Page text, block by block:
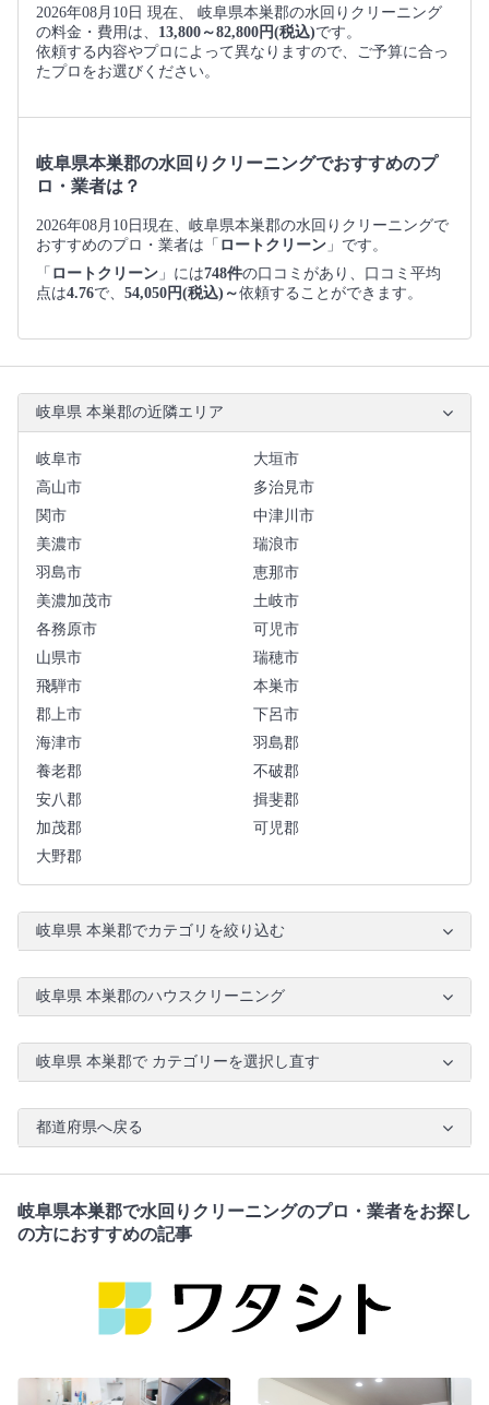
2026年08月10日 現在、 岐阜県本巣郡の水回りクリーニング
の料金・費用は、 13,800～82,800円(税込)です。
依頼する内容やプロによって異なりますので、ご予算に合っ
たプロをお選びください。
岐阜県本巣郡の水回りクリーニングでおすすめのプ
ロ・業者は？
2026年08月10日現在、岐阜県本巣郡の水回りクリーニングで
おすすめのプロ・業者は「 ロートクリーン 」です。
「 ロートクリーン 」には748件の口コミがあり、口コミ平均
点は4.76で、 54,050円(税込)～依頼することができます。
岐阜県 本巣郡の近隣エリア
岐阜市
大垣市
高山市
多治見市
関市
中津川市
美濃市
瑞浪市
羽島市
恵那市
美濃加茂市
土岐市
各務原市
可児市
山県市
瑞穂市
飛騨市
本巣市
郡上市
下呂市
海津市
羽島郡
養老郡
不破郡
安八郡
揖斐郡
加茂郡
可児郡
大野郡
岐阜県 本巣郡でカテゴリを絞り込む
岐阜県 本巣郡のハウスクリーニング
岐阜県 本巣郡で カテゴリーを選択し直す
都道府県へ戻る
岐阜県本巣郡で水回りクリーニングのプロ・業者をお探し
の方におすすめの記事